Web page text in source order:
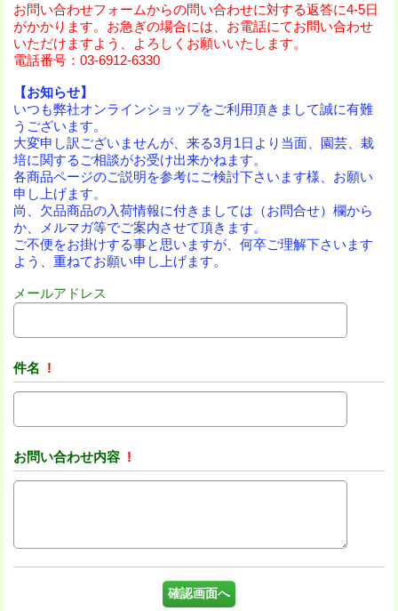
お問い合わせフォームからの問い合わせに対する返答に4-5日
がかかります。お急ぎの場合には、お電話にてお問い合わせ
いただけますよう、よろしくお願いいたします。
電話番号：03-6912-6330
【お知らせ】
いつも弊社オンラインショップをご利用頂きまして誠に有難
うございます。
大変申し訳ございませんが、来る3月1日より当面、園芸、栽
培に関するご相談がお受け出来かねます。
各商品ページのご説明を参考にご検討下さいます様、お願い
申し上げます。
尚、欠品商品の入荷情報に付きましては（お問合せ）欄から
か、メルマガ等でご案内させて頂きます。
ご不便をお掛けする事と思いますが、何卒ご理解下さいます
よう、重ねてお願い申し上げます。
メールアドレス
件名 !
お問い合わせ内容 !